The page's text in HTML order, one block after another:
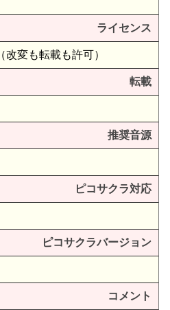
ライセンス
（改変も転載も許可）
転載
推奨音源
ピコサクラ対応
ピコサクラバージョン
コメント